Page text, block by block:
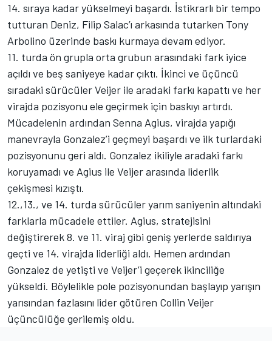
14. sıraya kadar yükselmeyi başardı. İstikrarlı bir tempo
tutturan Deniz, Filip Salac’ı arkasında tutarken Tony
Arbolino üzerinde baskı kurmaya devam ediyor.
11. turda ön grupla orta grubun arasındaki fark iyice
açıldı ve beş saniyeye kadar çıktı. İkinci ve üçüncü
sıradaki sürücüler Veijer ile aradaki farkı kapattı ve her
virajda pozisyonu ele geçirmek için baskıyı artırdı.
Mücadelenin ardından Senna Agius, virajda yapığı
manevrayla Gonzalez’i geçmeyi başardı ve ilk turlardaki
pozisyonunu geri aldı. Gonzalez ikiliyle aradaki farkı
koruyamadı ve Agius ile Veijer arasında liderlik
çekişmesi kızıştı.
12.,13., ve 14. turda sürücüler yarım saniyenin altındaki
farklarla mücadele ettiler. Agius, stratejisini
değiştirerek 8. ve 11. viraj gibi geniş yerlerde saldırıya
geçti ve 14. virajda liderliği aldı. Hemen ardından
Gonzalez de yetişti ve Veijer’i geçerek ikinciliğe
yükseldi. Böylelikle pole pozisyonundan başlayıp yarışın
yarısından fazlasını lider götüren Collin Veijer
üçüncülüğe gerilemiş oldu.